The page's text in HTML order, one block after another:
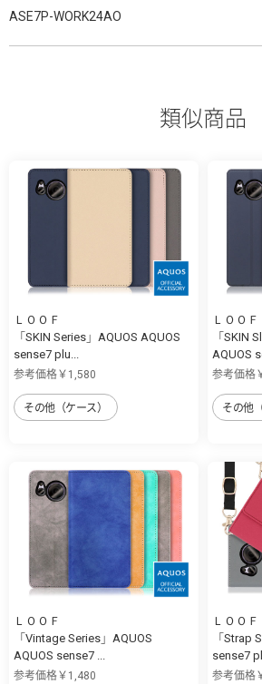
ASE7P-WORK24AO
類似商品
ＬＯＯＦ
「SKIN Series」AQUOS AQUOS
sense7 plu...
参考価格￥1,580
その他（ケース）
ＬＯＯＦ
「SKIN
AQUOS
参考価格
その他
ＬＯＯＦ
「Vintage Series」AQUOS
AQUOS sense7 ...
参考価格￥1,480
ＬＯＯＦ
「Strap
sense7
参考価格